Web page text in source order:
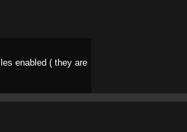
enabled ( they are